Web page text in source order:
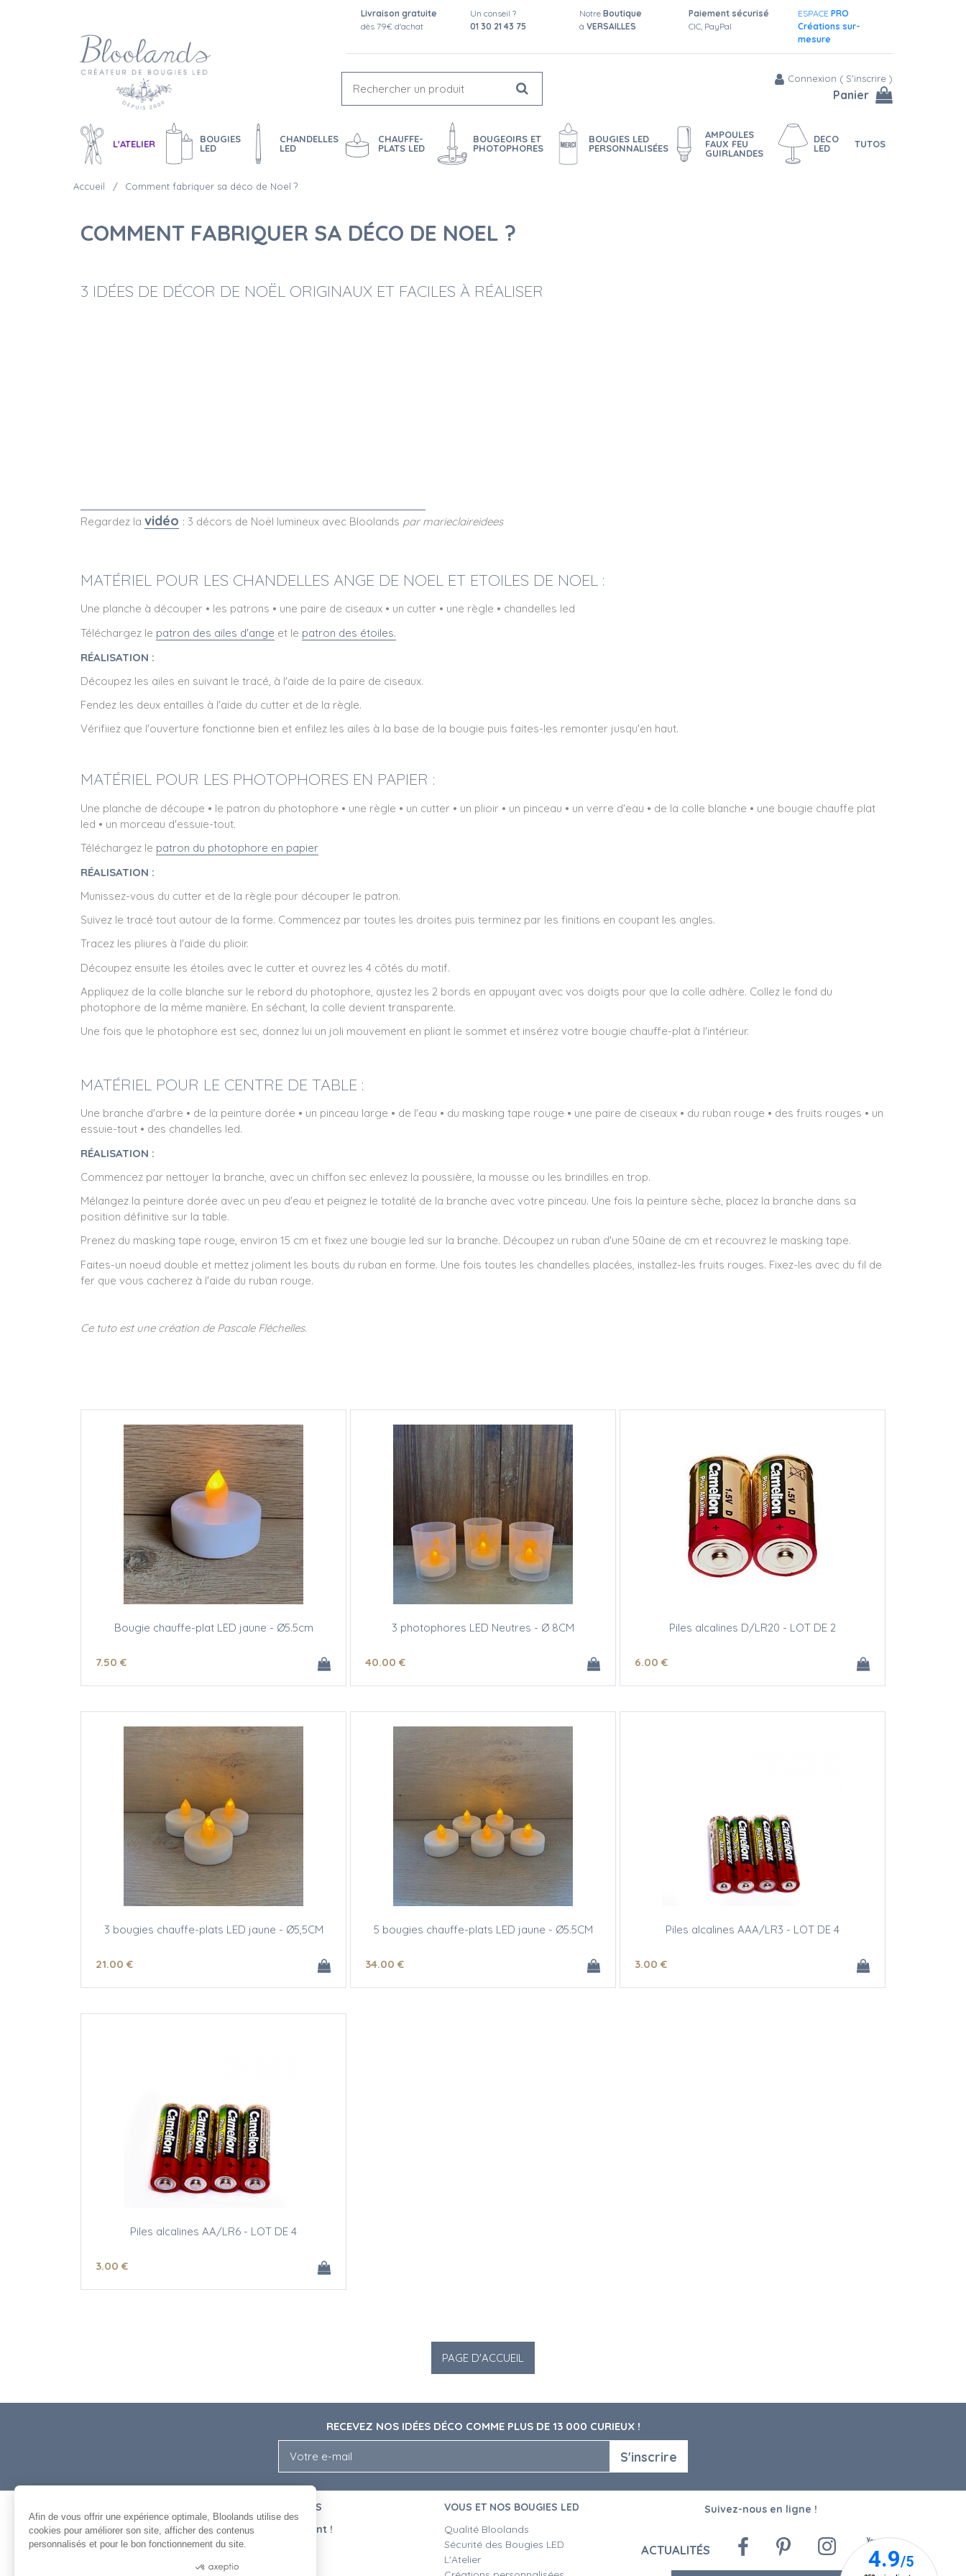
Livraison gratuite
dès 79€ d'achat
Un conseil ?
01 30 21 43 75
Notre Boutique
à VERSAILLES
Paiement sécurisé
CIC, PayPal
ESPACE PRO
Créations sur-
mesure
Connexion ( S'inscrire )
Panier
L'ATELIER
BOUGIES
LED
CHANDELLES
LED
CHAUFFE-
PLATS LED
BOUGEOIRS ET
PHOTOPHORES
BOUGIES LED
PERSONNALISÉES
AMPOULES
FAUX FEU
GUIRLANDES
DECO
LED
TUTOS
Accueil Comment fabriquer sa déco de Noel ?
COMMENT FABRIQUER SA DÉCO DE NOEL ?
3 IDÉES DE DÉCOR DE NOËL ORIGINAUX ET FACILES À RÉALISER
Regardez la vidéo : 3 décors de Noël lumineux avec Bloolands par marieclaireidees
MATÉRIEL POUR LES CHANDELLES ANGE DE NOEL ET ETOILES DE NOEL :
Une planche à découper • les patrons • une paire de ciseaux • un cutter • une règle • chandelles led
Téléchargez le patron des ailes d'ange et le patron des étoiles.
RÉALISATION :
Découpez les ailes en suivant le tracé, à l'aide de la paire de ciseaux.
Fendez les deux entailles à l'aide du cutter et de la règle.
Vérifiiez que l'ouverture fonctionne bien et enfilez les ailes à la base de la bougie puis faites-les remonter jusqu'en haut.
MATÉRIEL POUR LES PHOTOPHORES EN PAPIER :
Une planche de découpe • le patron du photophore • une règle • un cutter • un plioir • un pinceau • un verre d'eau • de la colle blanche • une bougie chauffe plat
led • un morceau d'essuie-tout.
Téléchargez le patron du photophore en papier
RÉALISATION :
Munissez-vous du cutter et de la règle pour découper le patron.
Suivez le tracé tout autour de la forme. Commencez par toutes les droites puis terminez par les finitions en coupant les angles.
Tracez les pliures à l'aide du plioir.
Découpez ensuite les étoiles avec le cutter et ouvrez les 4 côtés du motif.
Appliquez de la colle blanche sur le rebord du photophore, ajustez les 2 bords en appuyant avec vos doigts pour que la colle adhère. Collez le fond du
photophore de la même manière. En séchant, la colle devient transparente.
Une fois que le photophore est sec, donnez lui un joli mouvement en pliant le sommet et insérez votre bougie chauffe-plat à l'intérieur.
MATÉRIEL POUR LE CENTRE DE TABLE :
Une branche d'arbre • de la peinture dorée • un pinceau large • de l'eau • du masking tape rouge • une paire de ciseaux • du ruban rouge • des fruits rouges • un
essuie-tout • des chandelles led.
RÉALISATION :
Commencez par nettoyer la branche, avec un chiffon sec enlevez la poussière, la mousse ou les brindilles en trop.
Mélangez la peinture dorée avec un peu d'eau et peignez le totalité de la branche avec votre pinceau. Une fois la peinture sèche, placez la branche dans sa
position définitive sur la table.
Prenez du masking tape rouge, environ 15 cm et fixez une bougie led sur la branche. Découpez un ruban d'une 50aine de cm et recouvrez le masking tape.
Faites-un noeud double et mettez joliment les bouts du ruban en forme. Une fois toutes les chandelles placées, installez-les fruits rouges. Fixez-les avec du fil de
fer que vous cacherez à l'aide du ruban rouge.
Ce tuto est une création de Pascale Fléchelles.
Bougie chauffe-plat LED jaune - Ø5.5cm
7.50 €
3 photophores LED Neutres - Ø 8CM
40.00 €
Piles alcalines D/LR20 - LOT DE 2
6.00 €
3 bougies chauffe-plats LED jaune - Ø5,5CM
21.00 €
5 bougies chauffe-plats LED jaune - Ø5.5CM
34.00 €
Piles alcalines AAA/LR3 - LOT DE 4
3.00 €
Piles alcalines AA/LR6 - LOT DE 4
3.00 €
RECEVEZ NOS IDÉES DÉCO COMME PLUS DE 13 000 CURIEUX !
S'inscrire
L'équipe
L'histoire de Bloolands
ENTRE NOUS
Recrutement !
VOUS ET NOS BOUGIES LED
Qualité Bloolands
Sécurité des Bougies LED
L'Atelier
Suivez-nous en ligne !
ACTUALITÉS
Afin de vous offrir une expérience optimale, Bloolands utilise des
cookies pour améliorer son site, afficher des contenus
personnalisés et pour le bon fonctionnement du site.